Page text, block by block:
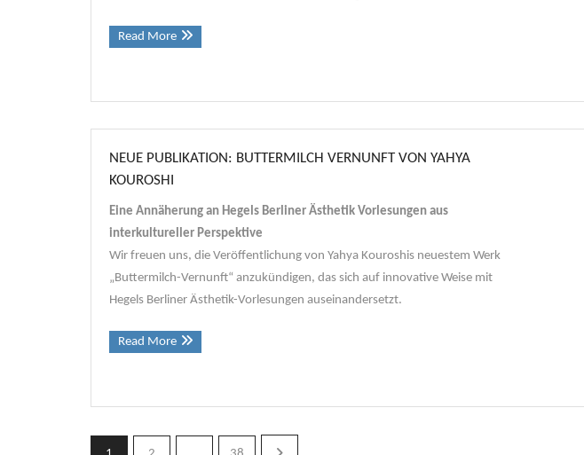
Read More
NEUE PUBLIKATION: BUTTERMILCH VERNUNFT VON YAHYA
KOUROSHI
Eine Annäherung an Hegels Berliner Ästhetik Vorlesungen aus
interkultureller Perspektive
Wir freuen uns, die Veröffentlichung von Yahya Kouroshis neuestem Werk
„Buttermilch-Vernunft“ anzukündigen, das sich auf innovative Weise mit
Hegels Berliner Ästhetik-Vorlesungen auseinandersetzt.
Read More